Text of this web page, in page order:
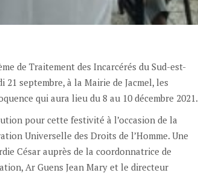
de Traitement des Incarcérés du Sud-est-
septembre, à la Mairie de Jacmel, les
qui aura lieu du 8 au 10 décembre 2021.
pour cette festivité à l’occasion de la
Universelle des Droits de l’Homme. Une
César auprès de la coordonnatrice de
Ar Guens Jean Mary et le directeur